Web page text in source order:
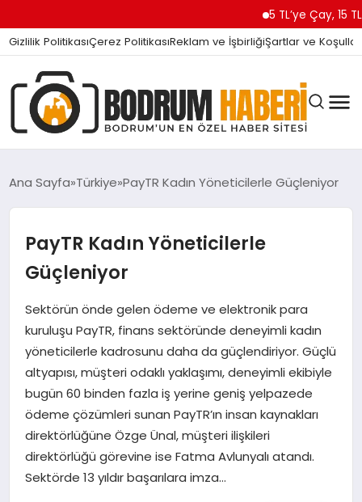
5 TL’ye Çay, 15 TL’ye
Gizlilik PolitikasıÇerez PolitikasıReklam ve İşbirliğiŞartlar ve Koşullar
SIYASET
MAGAZIN
KÖŞE YAZILARI
YAŞAM
Ana Sayfa Türkiye PayTR Kadın Yöneticilerle Güçleniyor
PayTR Kadın Yöneticilerle
Güçleniyor
Sektörün önde gelen ödeme ve elektronik para
kuruluşu PayTR, finans sektöründe deneyimli kadın
yöneticilerle kadrosunu daha da güçlendiriyor. Güçlü
altyapısı, müşteri odaklı yaklaşımı, deneyimli ekibiyle
bugün 60 binden fazla iş yerine geniş yelpazede
ödeme çözümleri sunan PayTR’ın insan kaynakları
direktörlüğüne Özge Ünal, müşteri ilişkileri
direktörlüğü görevine ise Fatma Avlunyalı atandı.
Sektörde 13 yıldır başarılara imza…